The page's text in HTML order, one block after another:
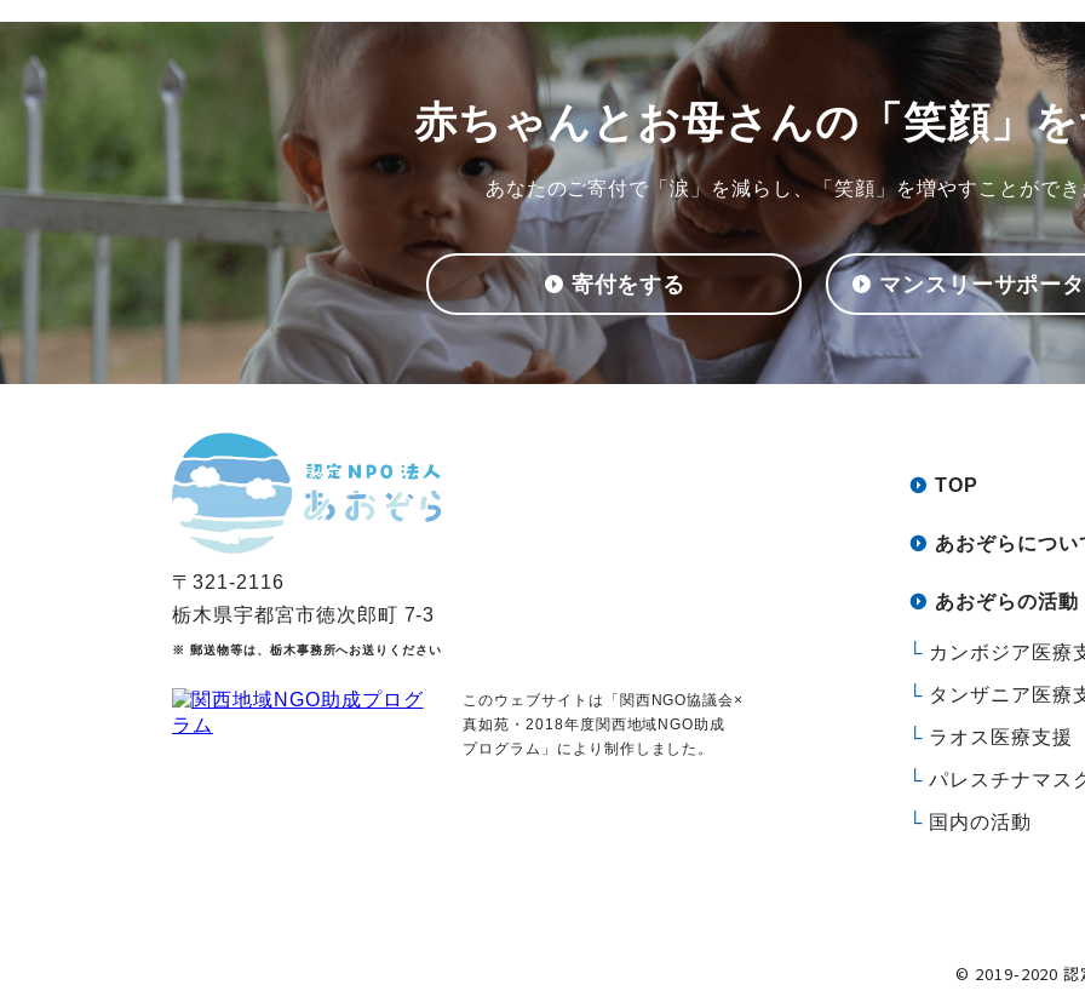
赤ちゃんとお母さんの 「笑顔」
あなたのご寄付で「涙」を減らし、「笑顔」を増やすことがで
寄付をする マンスリーサポー
〒321-2116
栃木県宇都宮市徳次郎町 7-3
※ 郵送物等は、栃木事務所へお送りください
このウェブサイトは
「関西NGO協議会×
真如苑・2018年度関西地域NGO助成
プログラム」により制作しました。
TOP
あおぞらについ
あおぞらの活動
カンボジア医療
タンザニア医療
ラオス医療支援
パレスチナマス
国内の活動
© 2019-2020 認